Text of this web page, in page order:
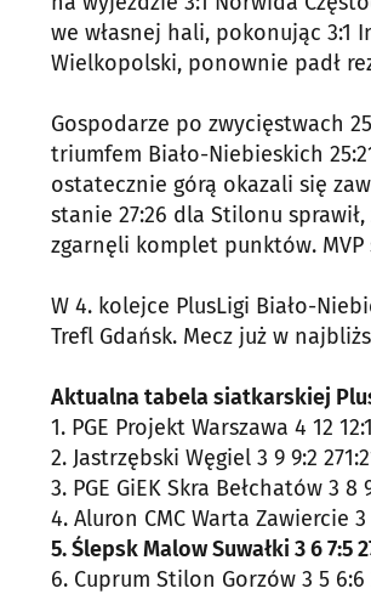
we własnej hali, pokonując 3:1
Wielkopolski, ponownie padł
Gospodarze po zwycięstwach
triumfem Biało-Niebieskich
ostatecznie górą okazali się
stanie 27:26 dla Stilonu
zgarnęli komplet punktów.
W 4. kolejce PlusLigi Biało-
Trefl Gdańsk. Mecz już w
Aktualna tabela siatkarskiej
1. PGE Projekt Warszawa 4 12
2. Jastrzębski Węgiel 3 9 9:2
3. PGE GiEK Skra Bełchatów 3 8
4. Aluron CMC Warta Zawiercie 3
5. Ślepsk Malow Suwałki 3 6 7:5
6. Cuprum Stilon Gorzów 3 5 6:6